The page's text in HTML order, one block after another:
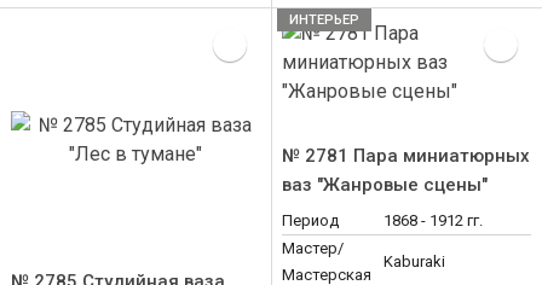
№ 2781 Пара миниатюрных
ваз "Жанровые сцены"
Период
1868 - 1912 гг.
Мастер/
Мастерская
Kaburaki
ИНТЕРЬЕР